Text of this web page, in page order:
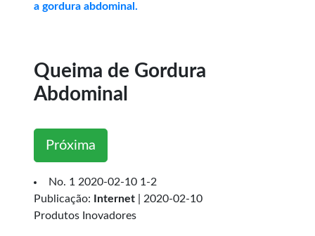
a gordura abdominal.
Queima de Gordura
Abdominal
Próxima
No. 1 2020-02-10 1 -2
Publicação:
Internet
2020-02-10
Produtos Inovadores